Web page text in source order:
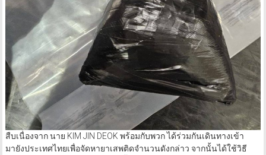
สืบเนื่องจาก นาย KIM JIN DEOK พร้อมกับพวก ได้ร่วมกันเดินทางเข้า
มายังประเทศไทยเพื่อจัดหายาเสพติดจำนวนดังกล่าว จากนั้นได้ใช้วิธี